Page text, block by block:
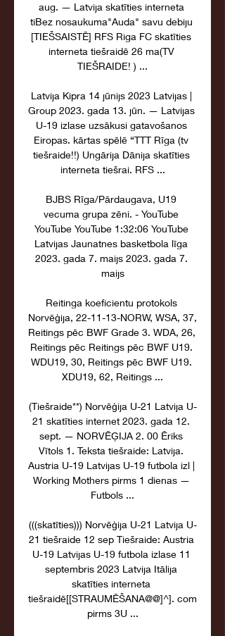
aug. — Latvija skatīties interneta
tiBez nosaukuma"Auda" savu debiju
[TIEŠSAISTĒ] RFS Riga FC skatīties
interneta tiešraidē 26 ma(TV
TIEŠRAIDE! ) ...
Latvija Kipra 14 jūnijs 2023 Latvijas |
Group 2023. gada 13. jūn. — Latvijas
U-19 izlase uzsākusi gatavošanos
Eiropas. kārtas spēlē “TTT Rīga (tv
tiešraide!!) Ungārija Dānija skatīties
interneta tiešrai. RFS ...
BJBS Rīga/Pārdaugava, U19
vecuma grupa zēni. - YouTube
YouTube YouTube 1:32:06 YouTube
Latvijas Jaunatnes basketbola līga
2023. gada 7. maijs 2023. gada 7.
maijs
Reitinga koeficientu protokols
Norvēģija, 22-11-13-NORW, WSA, 37,
Reitings pēc BWF Grade 3. WDA, 26,
Reitings pēc Reitings pēc BWF U19.
WDU19, 30, Reitings pēc BWF U19.
XDU19, 62, Reitings ...
(Tiešraide**) Norvēģija U-21 Latvija U-
21 skatīties internet 2023. gada 12.
sept. — NORVĒĢIJA 2. 00 Ēriks
Vītols 1. Teksta tiešraide: Latvija.
Austria U-19 Latvijas U-19 futbola izl |
Working Mothers pirms 1 dienas —
Futbols ...
(((skatīties))) Norvēģija U-21 Latvija U-
21 tiešraide 12 sep Tiešraide: Austria
U-19 Latvijas U-19 futbola izlase 11
septembris 2023 Latvija Itālija
skatīties interneta
tiešraidē[[STRAUMĒŠANA@@]^]. com
pirms 3U ...